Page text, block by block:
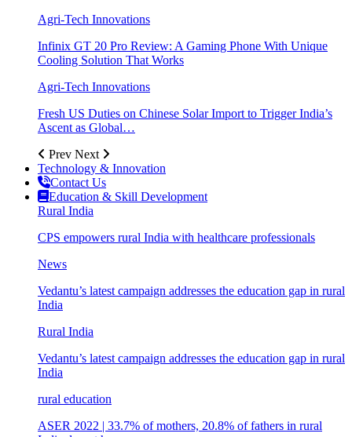
Agri-Tech Innovations
Infinix GT 20 Pro Review: A Gaming Phone With Unique
Cooling Solution That Works
Agri-Tech Innovations
Fresh US Duties on Chinese Solar Import to Trigger India’s
Ascent as Global…
Prev Next
Technology & Innovation
Contact Us
Education & Skill Development
Rural India
CPS empowers rural India with healthcare professionals
News
Vedantu’s latest campaign addresses the education gap in rural
India
Rural India
Vedantu’s latest campaign addresses the education gap in rural
India
rural education
ASER 2022 | 33.7% of mothers, 20.8% of fathers in rural